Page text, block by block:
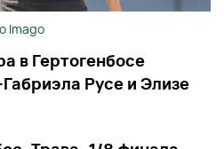
Imago
в Гертогенбосе
Русе и Элизе